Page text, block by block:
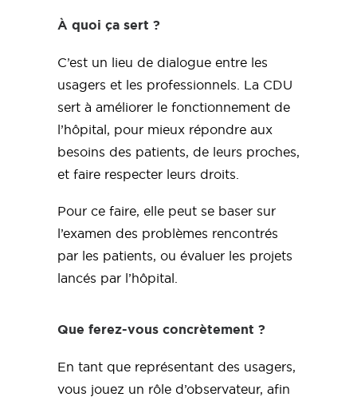
À quoi ça sert ?
C’est un lieu de dialogue entre les
usagers et les professionnels. La CDU
sert à améliorer le fonctionnement de
l’hôpital, pour mieux répondre aux
besoins des patients, de leurs proches,
et faire respecter leurs droits.
Pour ce faire, elle peut se baser sur
l’examen des problèmes rencontrés
par les patients, ou évaluer les projets
lancés par l’hôpital.
Que ferez-vous concrètement ?
En tant que représentant des usagers,
vous jouez un rôle d’observateur, afin